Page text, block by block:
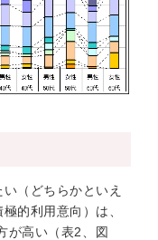
（どちらかといえ
的利用意向）は、
が高い（表2、図